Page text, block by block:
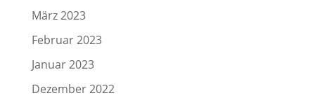
März 2023
Februar 2023
Januar 2023
Dezember 2022